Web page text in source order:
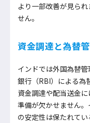
より一部改善が見ら
せん。
資金調達と為替
インドでは外国為替
銀行（RBI）による為
資金調達や配当送金
準備が欠かせません
の安定性は保たれて